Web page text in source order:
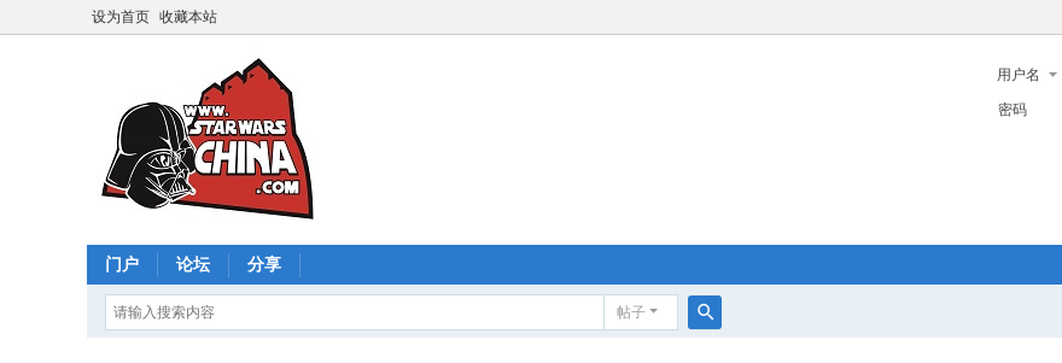
设为首页 收藏本站
用户名
密码
门户 论坛 分享
帖子